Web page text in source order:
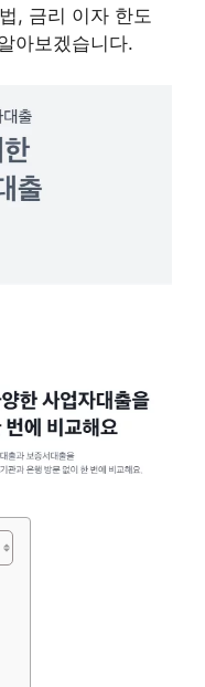
, 금리 이자 한도
아보겠습니다.